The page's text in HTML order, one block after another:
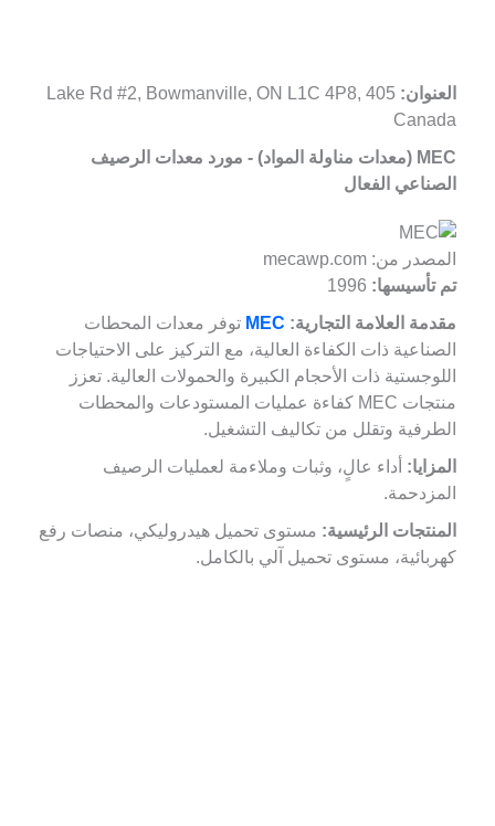
العنوان:
405 Lake Rd #2, Bowmanville, ON L1C 4P8,
Canada
MEC (معدات مناولة المواد) - مورد معدات الرصيف
الصناعي الفعال
المصدر من: mecawp.com
تم تأسيسها:
مقدمة العلامة التجارية: MEC توفر معدات المحطات
الصناعية ذات الكفاءة العالية، مع التركيز على الاحتياجات
اللوجستية ذات الأحجام الكبيرة والحمولات العالية. تعزز
منتجات MEC كفاءة عمليات المستودعات والمحطات
الطرفية وتقلل من تكاليف التشغيل.
المزايا: أداء عالٍ، وثبات وملاءمة لعمليات الرصيف
المزدحمة.
المنتجات الرئيسية: مستوى تحميل هيدروليكي، منصات رفع
كهربائية، مستوى تحميل آلي بالكامل.